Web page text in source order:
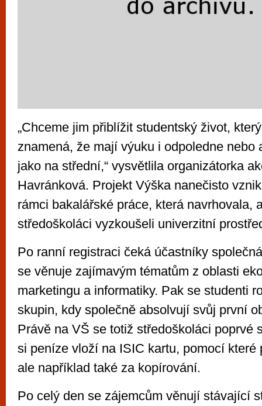
„Chceme jim přiblížit studentský život,
znamená, že mají výuku i odpoledne nebo
jako na střední,“ vysvětlila organizátorka
Havránková. Projekt Výška nanečisto
rámci bakalářské práce, která navrhovala,
středoškoláci vyzkoušeli univerzitní
Po ranní registraci čeká účastníky
se věnuje zajímavým tématům z oblasti
marketingu a informatiky. Pak se studenti
skupin, kdy společně absolvují svůj první
Právě na VŠ se totiž středoškoláci poprvé
si peníze vloží na ISIC kartu, pomocí které
ale například také za kopírování.
Po celý den se zájemcům věnují stávající